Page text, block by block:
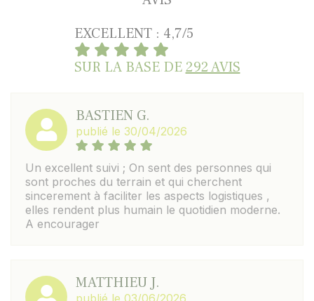
EXCELLENT : 4,7/5
SUR LA BASE DE292 AVIS
BASTIEN G.
publié le 30/04/2026
Un excellent suivi ; On sent des personnes qui
sont proches du terrain et qui cherchent
sincerement à faciliter les aspects logistiques ,
elles rendent plus humain le quotidien moderne.
A encourager
MATTHIEU J.
publié le 03/06/2026